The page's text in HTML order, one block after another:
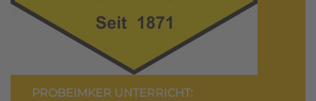
PROBEIMKER UNTERRICHT: